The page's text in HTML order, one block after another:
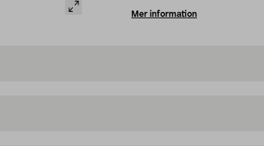
Mer information